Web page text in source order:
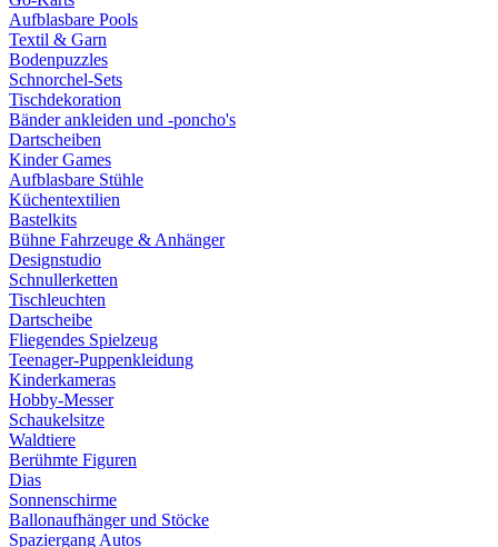
Aufblasbare Pools
Textil & Garn
Bodenpuzzles
Schnorchel-Sets
Tischdekoration
Bänder ankleiden und -poncho's
Dartscheiben
Kinder Games
Aufblasbare Stühle
Küchentextilien
Bastelkits
Bühne Fahrzeuge & Anhänger
Designstudio
Schnullerketten
Tischleuchten
Dartscheibe
Fliegendes Spielzeug
Teenager-Puppenkleidung
Kinderkameras
Hobby-Messer
Schaukelsitze
Waldtiere
Berühmte Figuren
Dias
Sonnenschirme
Ballonaufhänger und Stöcke
Spaziergang Autos